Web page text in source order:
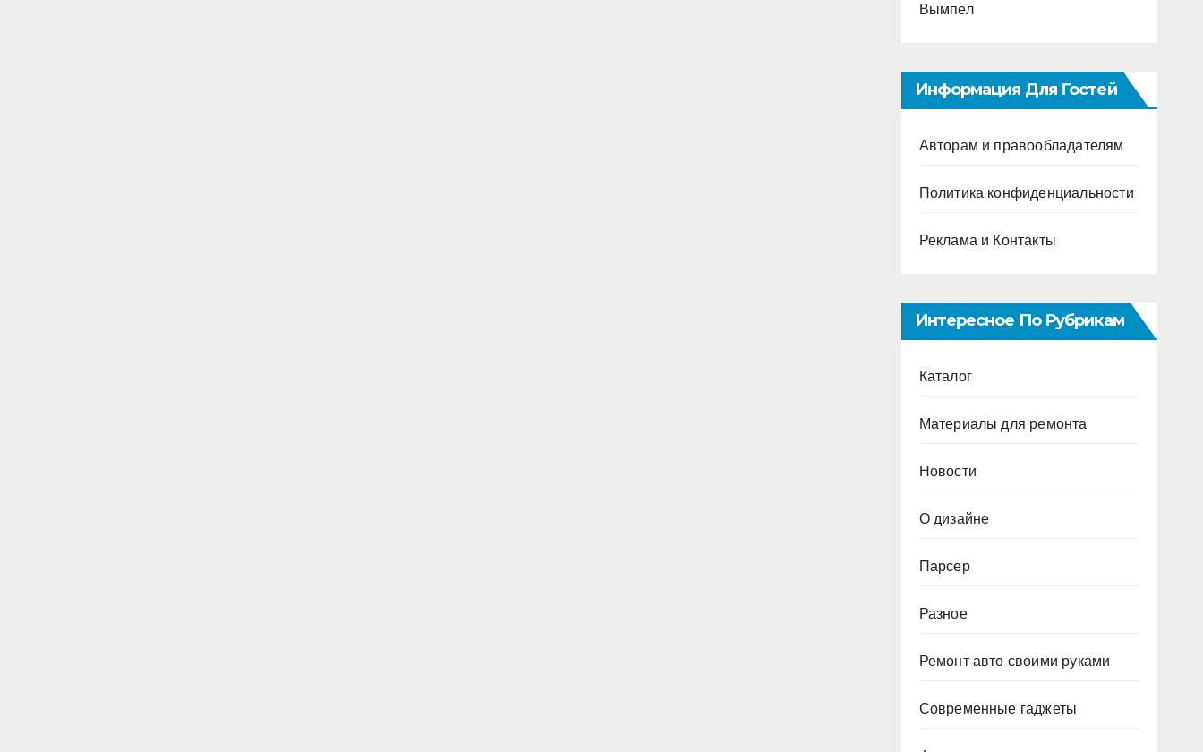
Вымпел
Информация Для Гостей
Авторам и правообладателям
Политика конфиденциальности
Реклама и Контакты
Интересное По Рубрикам
Каталог
Материалы для ремонта
Новости
О дизайне
Парсер
Разное
Ремонт авто своими руками
Современные гаджеты